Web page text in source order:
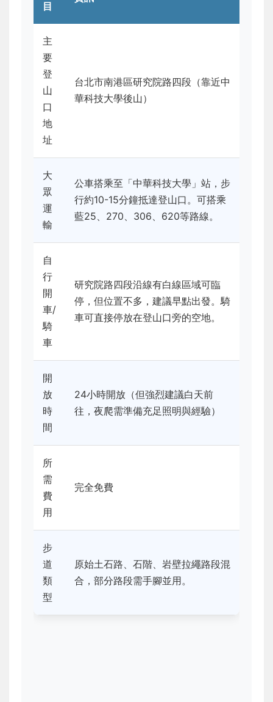
目
主
要
登
山
口
地
址
台北市南港區研究院路四段（靠近中
華科技大學後山）
大
眾
運
輸
公車搭乘至「中華科技大學」站，步
行約10-15分鐘抵達登山口。可搭乘
藍25、270、306、620等路線。
自
行
開
車/
騎
車
研究院路四段沿線有白線區域可臨
停，但位置不多，建議早點出發。騎
車可直接停放在登山口旁的空地。
開
放
時
間
24小時開放（但強烈建議白天前
往，夜爬需準備充足照明與經驗）
所
需
費
用
完全免費
步
道
類
型
原始土石路、石階、岩壁拉繩路段混
合，部分路段需手腳並用。